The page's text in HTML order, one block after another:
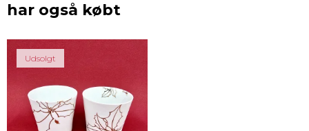
har også købt
Udsolgt